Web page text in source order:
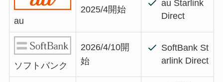
au
2025/4開始
au Starlink
Direct
ソフトバンク
2026/4/10開
始
SoftBank St
arlink Direct